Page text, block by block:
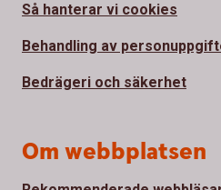
Så hanterar vi cookies
Behandling av
Bedrägeri och säkerhet
Om webbplatsen